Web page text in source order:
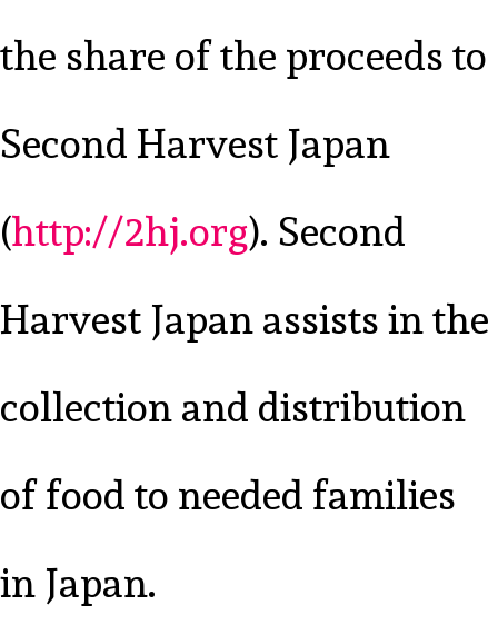
the share of the proceeds to
Second Harvest Japan
(http://2hj.org). Second
Harvest Japan assists in the
collection and distribution
of food to needed families
in Japan.